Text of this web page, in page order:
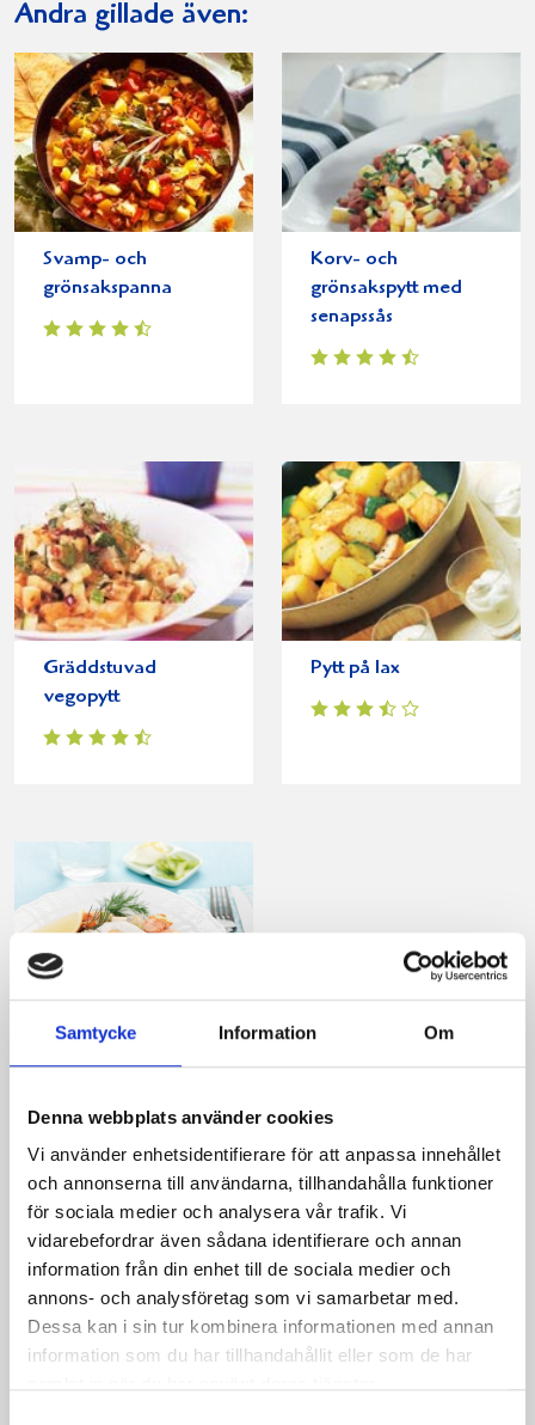
Samtycke Information Om
Denna webbplats använder cookies
Vi använder enhetsidentifierare för att anpassa innehållet
och annonserna till användarna, tillhandahålla funktioner
för sociala medier och analysera vår trafik. Vi
vidarebefordrar även sådana identifierare och annan
information från din enhet till de sociala medier och
annons- och analysföretag som vi samarbetar med.
Dessa kan i sin tur kombinera informationen med annan
information som du har tillhandahållit eller som de har
Andra gillade även:
Svamp- och
grönsakspanna
Korv- och
grönsakspytt med
senapssås
Gräddstuvad
vegopytt
Pytt på lax
Laxpytt
Produkter i receptet: